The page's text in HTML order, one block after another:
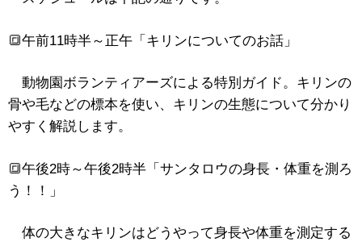
🔳午前11時半～正午「キリンについてのお話」
動物園ボランティアーズによる特別ガイド。キリンの
骨や毛などの標本を使い、キリンの生態について分かり
やすく解説します。
🔳午後2時～午後2時半「サンタロウの身長・体重を測ろ
う！！」
体の大きなキリンはどうやって身長や体重を測定する